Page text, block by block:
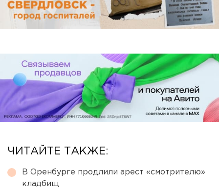
ЧИТАЙТЕ ТАКЖЕ:
В Оренбурге продлили арест «смотрителю»
кладбищ